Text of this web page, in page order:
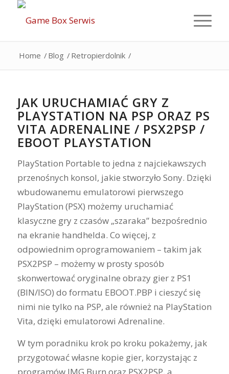
Home / Blog / Retropierdolnik /
JAK URUCHAMIAĆ GRY Z
PLAYSTATION NA PSP ORAZ PS
VITA ADRENALINE / PSX2PSP /
EBOOT PLAYSTATION
PlayStation Portable to jedna z najciekawszych
przenośnych konsol, jakie stworzyło Sony. Dzięki
wbudowanemu emulatorowi pierwszego
PlayStation (PSX) możemy uruchamiać
klasyczne gry z czasów „szaraka” bezpośrednio
na ekranie handhelda. Co więcej, z
odpowiednim oprogramowaniem – takim jak
PSX2PSP – możemy w prosty sposób
skonwertować oryginalne obrazy gier z PS1
(BIN/ISO) do formatu EBOOT.PBP i cieszyć się
nimi nie tylko na PSP, ale również na PlayStation
Vita, dzięki emulatorowi Adrenaline.
W tym poradniku krok po kroku pokażemy, jak
przygotować własne kopie gier, korzystając z
programów IMG Burn oraz PSX2PSP, a